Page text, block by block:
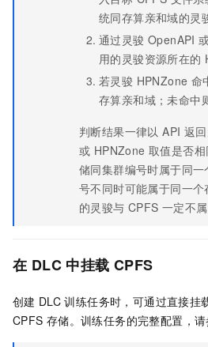
统同存算亲和域的灵
通过灵骏 OpenAPI
用的灵骏资源所在的
若灵骏 HPNZone 命
存算亲和域；未命中
判断结果一律以 API 返
或 HPNZone 取值是否
储同集群编号时属于同
号不同时可能属于同一
的灵骏与 CPFS 一定不
在 DLC 中挂载 CPFS
创建 DLC 训练任务时，可通过直接挂
CPFS 存储。训练任务的完整配置，